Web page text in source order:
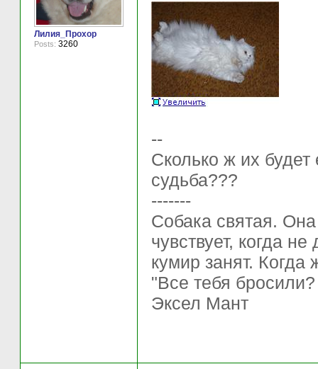
Лилия_Прохор
Posts: 3260
--
Сколько ж их
судьба???
-------
Собака святая.
чувствует, когда
кумир занят. Когда
"Все тебя
Эксел Мант